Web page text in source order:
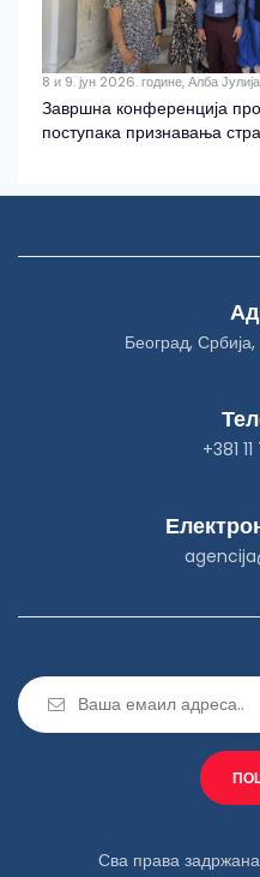
8 и 9. јун 2026. године, Алба
Завршна конференција
поступака признавања
Београд,
+381
Сва права